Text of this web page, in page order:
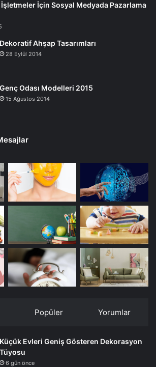
İçin Sosyal Medyada Pazarlama
Dekoratif Ahşap Tasarımları
28 Eylül 2014
Genç Odası Modelleri 2015
15 Ağustos 2014
Popüler Yorumlar
Küçük Evleri Geniş Gösteren Dekorasyon
Tüyosu
6 gün önce